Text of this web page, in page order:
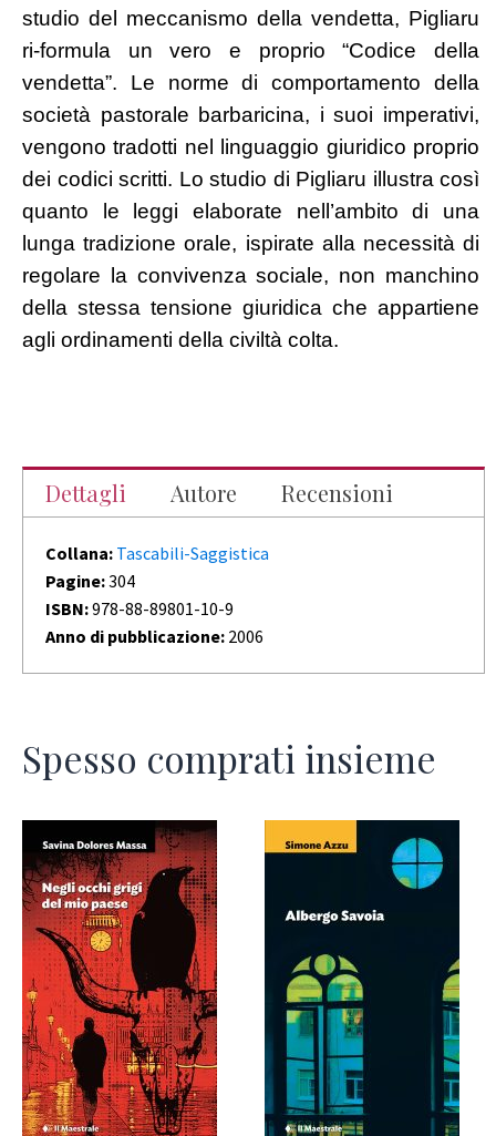
studio del meccanismo della vendetta, Pigliaru
ri-formula un vero e proprio “Codice della
vendetta”. Le norme di comportamento della
società pastorale barbaricina, i suoi imperativi,
vengono tradotti nel linguaggio giuridico proprio
dei codici scritti. Lo studio di Pigliaru illustra così
quanto le leggi elaborate nell’ambito di una
lunga tradizione orale, ispirate alla necessità di
regolare la convivenza sociale, non manchino
della stessa tensione giuridica che appartiene
agli ordinamenti della civiltà colta.
Dettagli Autore Recensioni
Collana: Tascabili-Saggistica
Pagine:304
ISBN:978-88-89801-10-9
Anno di pubblicazione: 2006
Spesso comprati insieme